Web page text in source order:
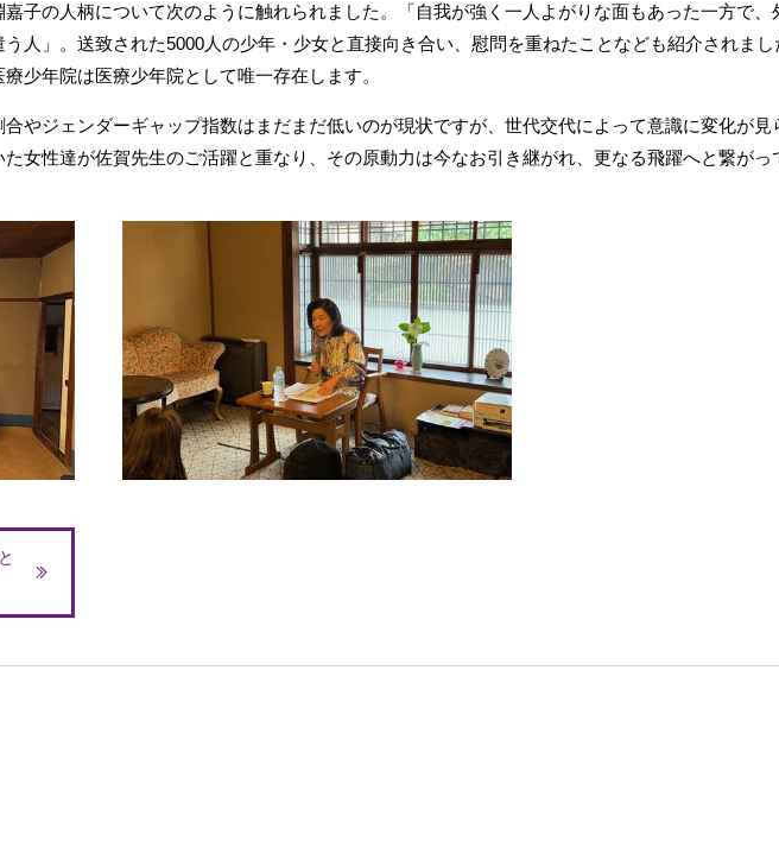
子の人柄について次のように触れられました。「自我が強く一人よがりな面もあった一方で、
人」。送致された5000人の少年・少女と直接向き合い、慰問を重ねたことなども紹介されま
少年院は医療少年院として唯一存在します。
やジェンダーギャップ指数はまだまだ低いのが現状ですが、世代交代によって意識に変化が見
女性達が佐賀先生のご活躍と重なり、その原動力は今なお引き継がれ、更なる飛躍へと繋がっ